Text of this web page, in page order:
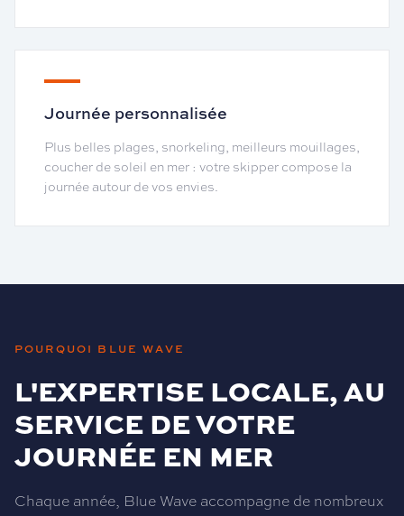
Journée personnalisée
Plus belles plages, snorkeling, meilleurs mouillages,
coucher de soleil en mer : votre skipper compose la
journée autour de vos envies.
POURQUOI BLUE WAVE
L'EXPERTISE LOCALE, AU
SERVICE DE VOTRE
JOURNÉE EN MER
Chaque année, Blue Wave accompagne de nombreux